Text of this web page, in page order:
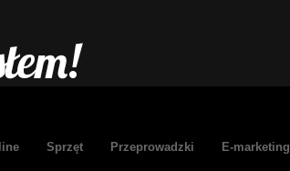
Sprzęt Przeprowadzki E-marketing